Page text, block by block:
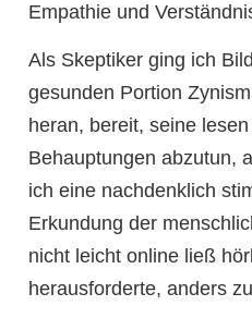
Empathie und
Als Skeptiker ging ich
gesunden Portion
heran, bereit, seine
Behauptungen abzutun,
ich eine nachdenklich
Erkundung der
nicht leicht online ließ
herausforderte, anders